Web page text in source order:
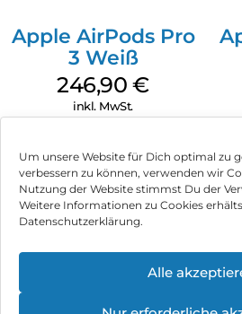
Um unsere Website für Dich optimal zu
verbessern zu können, verwenden wir
Nutzung der Website stimmst Du der
Weitere Informationen zu Cookies
Datenschutzerklärung.
Alle
Apple AirPods Pro
3 Weiß
246,90€
inkl. MwSt.
Impressum
Können wir Dir